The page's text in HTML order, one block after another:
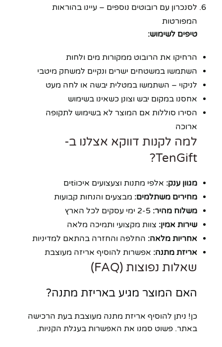
לסנכרון עם רובוטים נוספים – עיינו בהוראות
המפורטות
טיפים לשימוש:
הרחיקו את הרובוט ממקורות מים ולחות
השתמשו במשטחים ישרים ונקיים למשחק מיטבי
לניקוי – השתמשו במטלית יבשה או לחה מעט
אחסנו במקום יבש וצונן כשאינו בשימוש
הסירו סוללות אם המוצר לא בשימוש לתקופה
ארוכה
למה לקנות דווקא אצלנו ב-
TenGift?
מגוון ענק: אלפי מתנות וצעצועים איכוtiים
מחירים משתלמים: מבצעים והנחות קבועות
משלוח מהיר:
שירות אמין: צוות מקצועי ותמיכה מלאה
אחריות מלאה: החלפה והחזרה בהתאם למדיניות
אריזת מתנה: אפשרות להוסיף אריזה מעוצבת
שאלות נפוצות (FAQ)
האם המוצר מגיע באריזת מתנה?
כן! ניתן להוסיף אריזת מתנה מעוצבת בעת הרכישה
באתר. פשוט סמנו את האפשרות בעגלת הקניות.